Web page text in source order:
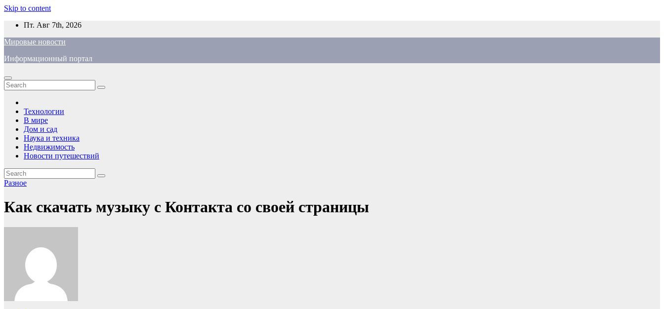
Skip to content
Пт. Авг 7th, 2026
Мировые новости
Информационный портал
Технологии
В мире
Дом и сад
Наука и техника
Недвижимость
Новости путешествий
Разное
Как скачать музыку с Контакта со своей страницы